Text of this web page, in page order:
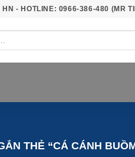
- HOTLINE: 0966-386-480 (MR
THẺ “CÁ CÁNH